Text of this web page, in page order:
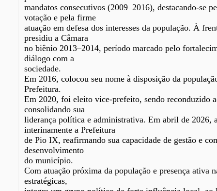
mandatos consecutivos (2009–2016), destacando-se
votação e pela firme
atuação em defesa dos interesses da população. À
presidiu a Câmara
no biênio 2013–2014, período marcado pelo
diálogo com a
sociedade.
Em 2016, colocou seu nome à disposição da
Prefeitura.
Em 2020, foi eleito vice-prefeito, sendo reconduzido
consolidando sua
liderança política e administrativa. Em abril de 2026,
interinamente a Prefeitura
de Pio IX, reafirmando sua capacidade de gestão e
desenvolvimento
do município.
Com atuação próxima da população e presença ativa
estratégicas,